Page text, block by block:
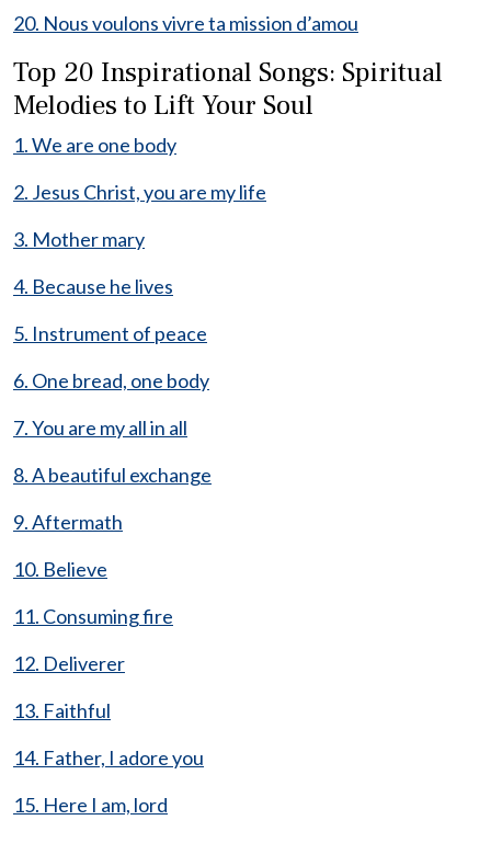
20. Nous voulons vivre ta mission d’amou
Top 20 Inspirational Songs: Spiritual
Melodies to Lift Your Soul
1. We are one body
2. Jesus Christ, you are my life
3. Mother mary
4. Because he lives
5. Instrument of peace
6. One bread, one body
7. You are my all in all
8. A beautiful exchange
9. Aftermath
10. Believe
11. Consuming fire
12. Deliverer
13. Faithful
14. Father, I adore you
15. Here I am, lord